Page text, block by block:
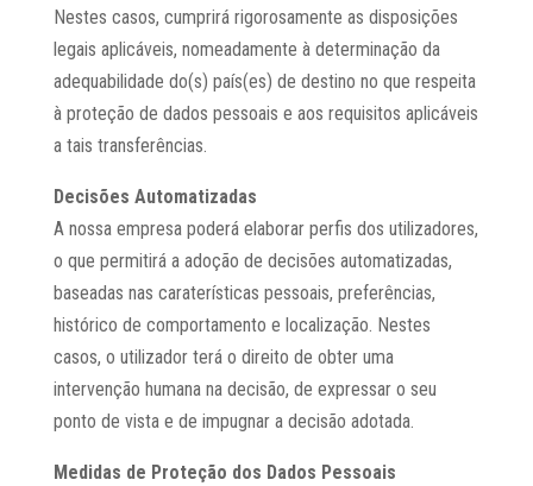
Nestes casos, cumprirá rigorosamente as disposições
legais aplicáveis, nomeadamente à determinação da
adequabilidade do(s) país(es) de destino no que respeita
à proteção de dados pessoais e aos requisitos aplicáveis
a tais transferências.
Decisões Automatizadas
A nossa empresa poderá elaborar perfis dos utilizadores,
o que permitirá a adoção de decisões automatizadas,
baseadas nas caraterísticas pessoais, preferências,
histórico de comportamento e localização. Nestes
casos, o utilizador terá o direito de obter uma
intervenção humana na decisão, de expressar o seu
ponto de vista e de impugnar a decisão adotada.
Medidas de Proteção dos Dados Pessoais